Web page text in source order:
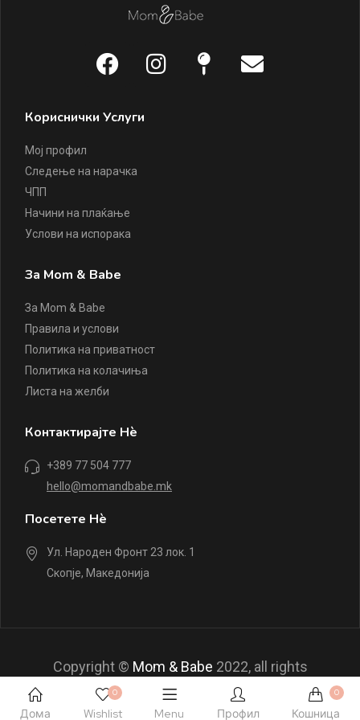
Кориснички Услуги
Мој профил
Следење на нарачка
ЧПП
Начини на плаќање
Услови на испорака
За Mom & Babe
За Mom & Babe
Правила и услови
Политика на приватност
Политика на колачиња
Листа на желби
Контактирајте Нè
+389 77 504 777
hello@momandbabe.mk
Посетете Нè
Ул. Народен Фронт 23 лок. 1
Скопје, Македонија
Copyright © Mom & Babe 2022, all rights
reserved.
Дома
0
Wishlist Menu Профил
0
Кошница